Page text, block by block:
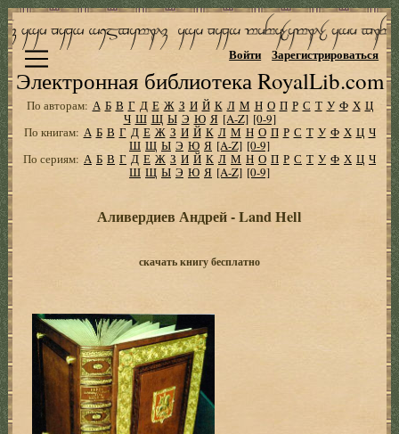
Электронная библиотека RoyalLib.com
Войти Зарегистрироваться
По авторам: А Б В Г Д Е Ж З И Й К Л М Н О П Р С Т У Ф Х Ц
Ч Ш Щ Ы Э Ю Я [A-Z] [0-9]
По книгам: А Б В Г Д Е Ж З И Й К Л М Н О П Р С Т У Ф Х Ц Ч
Ш Щ Ы Э Ю Я [A-Z] [0-9]
По сериям: А Б В Г Д Е Ж З И Й К Л М Н О П Р С Т У Ф Х Ц Ч
Ш Щ Ы Э Ю Я [A-Z] [0-9]
Аливердиев Андрей - Land Hell
скачать книгу бесплатно